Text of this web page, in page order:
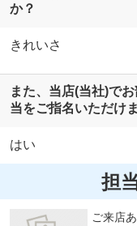
か？
きれいさ
また、当店(当社)で
当をご指名いただけ
はい
担
ご来店